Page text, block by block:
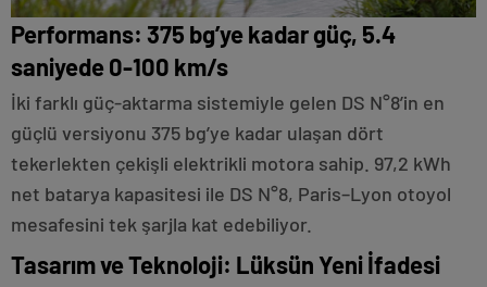
Performans: 375 bg’ye kadar güç, 5.4
saniyede 0-100 km/s
İki farklı güç-aktarma sistemiyle gelen DS N°8’in en
güçlü versiyonu 375 bg’ye kadar ulaşan dört
tekerlekten çekişli elektrikli motora sahip. 97,2 kWh
net batarya kapasitesi ile DS N°8, Paris–Lyon otoyol
mesafesini tek şarjla kat edebiliyor.
Tasarım ve Teknoloji: Lüksün Yeni İfadesi